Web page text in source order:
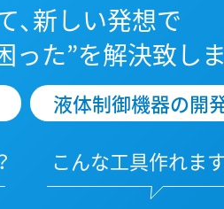
、新しい発想で
った”を解決致し
液体制御機器の開
こんな工具作れま